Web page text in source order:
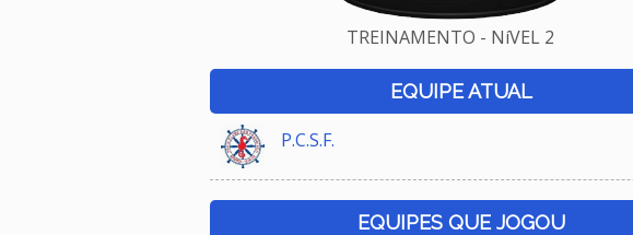
TREINAMENTO - NíVEL 2
EQUIPE ATUAL
P.C.S.F.
EQUIPES QUE JOGOU